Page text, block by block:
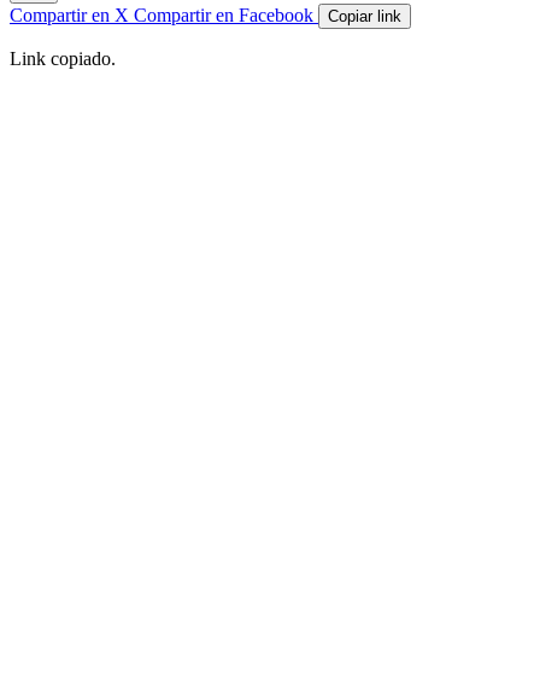
Compartir en X Compartir en Facebook Copiar link
Link copiado.